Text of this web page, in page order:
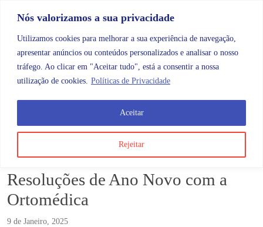
Nós valorizamos a sua privacidade
Utilizamos cookies para melhorar a sua experiência de navegação,
apresentar anúncios ou conteúdos personalizados e analisar o nosso
tráfego. Ao clicar em "Aceitar tudo", está a consentir a nossa
utilização de cookies. Políticas de Privacidade
Rejeitar
Aceitar
Categorias
Comece o ano com saúde: Resoluções de Ano
Comece o ano com saúde:
Resoluções de Ano Novo com a
Ortomédica
9 de Janeiro, 2025